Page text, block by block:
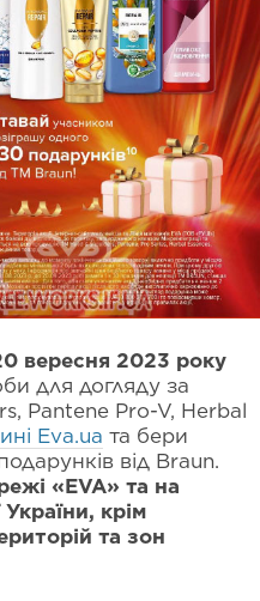
вересня 2023 року
для догляду за
Pantene Pro-V, Herbal
Eva.ua та бери
від Braun.
«EVA» та на
України, крім
та зон